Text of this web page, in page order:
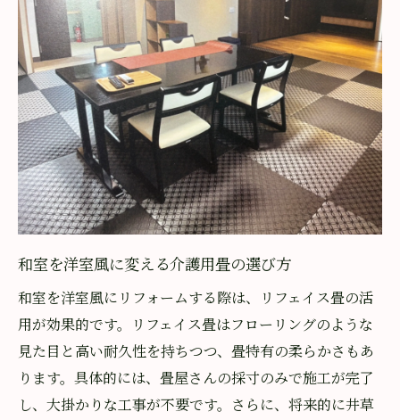
介護と掃除のしやすさを両立する畳選び
懐かしさも残せる畳リフォームの新発想
和室の懐かしさを活かす介護用畳の工夫
井草の香りに戻せる畳リフォームの特徴
洋室にも合う畳で和の風合いを楽しむ方法
家族の思い出を守る介護用畳の選び方
柔軟に対応できる畳リフォームの魅力
介護と伝統が調和する新しい住まい方
費用を抑えて安全な介護空間へ変えるコツ
点
予算にやさしい畳リフォームのポイント
介護リフォームの費用を抑える工夫
安全性と経済性を両立したリフォーム術
和室を洋室風に変える介護用畳の選び方
和室を洋室風にリフォームする際は、リフェイス畳の活
用が効果的です。リフェイス畳はフローリングのような
見た目と高い耐久性を持ちつつ、畳特有の柔らかさもあ
ります。具体的には、畳屋さんの採寸のみで施工が完了
し、大掛かりな工事が不要です。さらに、将来的に井草